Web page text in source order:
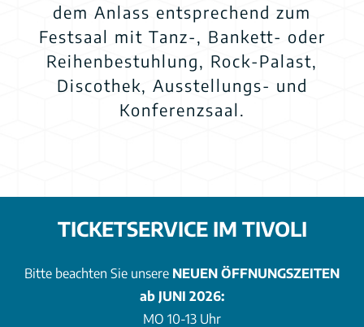
dem Anlass entsprechend zum
Festsaal mit Tanz-, Bankett- oder
Reihenbestuhlung, Rock-Palast,
Discothek, Ausstellungs- und
Konferenzsaal.
TICKETSERVICE IM TIVOLI
Bitte beachten Sie unsere NEUEN ÖFFNUNGSZEITEN
ab JUNI 2026:
MO 10-13 Uhr